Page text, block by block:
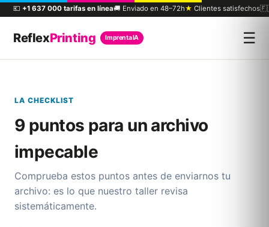
💶 +1 637 000 tarifas en línea🚚 Enviado en 48–72h★ Clientes satisfechos
ReflexPrinting Imprenta IA ☰
LA CHECKLIST
9 puntos para un archivo
impecable
Comprueba estos puntos antes de enviarnos tu
archivo: es lo que nuestro taller revisa
sistemáticamente.